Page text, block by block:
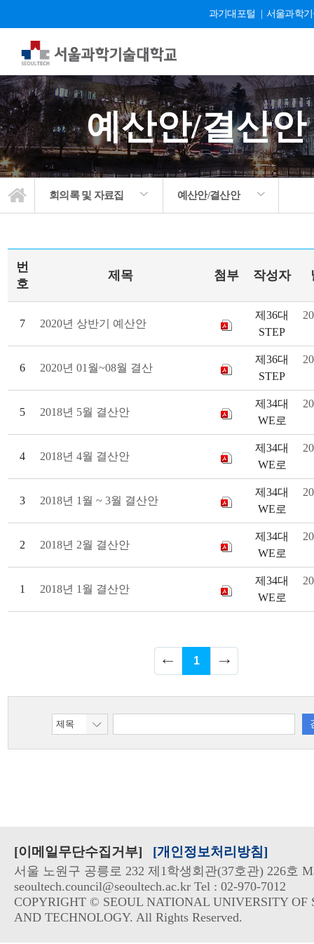
과기대포털 서울과학
예산안/결산안
회의록 및 자료집 예산안/결산안
번
호
제목 첨부 작성자
7 2020년 상반기 예산안
제36대
STEP
6 2020년 01월~08월 결산
제36대
STEP
5 2018년 5월 결산안
제34대
WE로
4 2018년 4월 결산안
제34대
WE로
3 2018년 1월 ~ 3월 결산안
제34대
WE로
2 2018년 2월 결산안
제34대
WE로
1 2018년 1월 결산안
제34대
WE로
1
[이메일무단수집거부] [개인정보처리방침]
서울 노원구 공릉로 232 제1학생회관(37호관) 226호
seoultech.council@seoultech.ac.kr Tel : 02-970-7012
COPYRIGHT © SEOUL NATIONAL UNIVERSITY OF
AND TECHNOLOGY. All Rights Reserved.